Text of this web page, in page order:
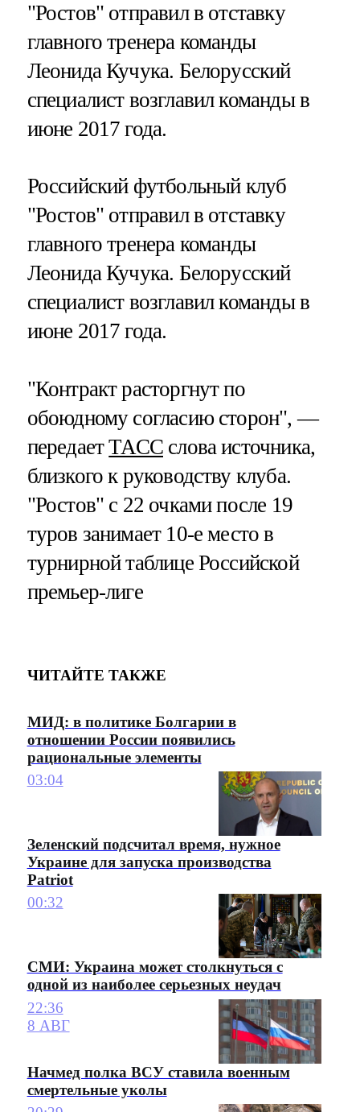
"Ростов" отправил в отставку
главного тренера команды
Леонида Кучука. Белорусский
специалист возглавил команды в
июне 2017 года.
Российский футбольный клуб
"Ростов" отправил в отставку
главного тренера команды
Леонида Кучука. Белорусский
специалист возглавил команды в
июне 2017 года.
"Контракт расторгнут по
обоюдному согласию сторон", —
передаетТАСС слова источника,
близкого к руководству клуба.
"Ростов" с 22 очками после 19
туров занимает 10-е место в
турнирной таблице Российской
премьер-лиге
ЧИТАЙТЕ ТАКЖЕ
МИД: в политике Болгарии в
отношении России появились
рациональные элементы
03:04
Зеленский подсчитал время, нужное
Украине для запуска производства
Patriot
00:32
СМИ: Украина может столкнуться с
одной из наиболее серьезных неудач
22:36
8 АВГ
Начмед полка ВСУ ставила военным
смертельные уколы